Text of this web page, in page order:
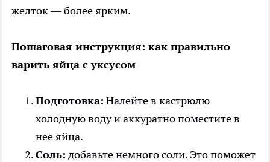
желток — более ярким.
Пошаговая инструкция: как правильно
варить яйца с уксусом
Подготовка: Налейте в кастрюлю
холодную воду и аккуратно поместите в
нее яйца.
Соль: добавьте немного соли. Это поможет